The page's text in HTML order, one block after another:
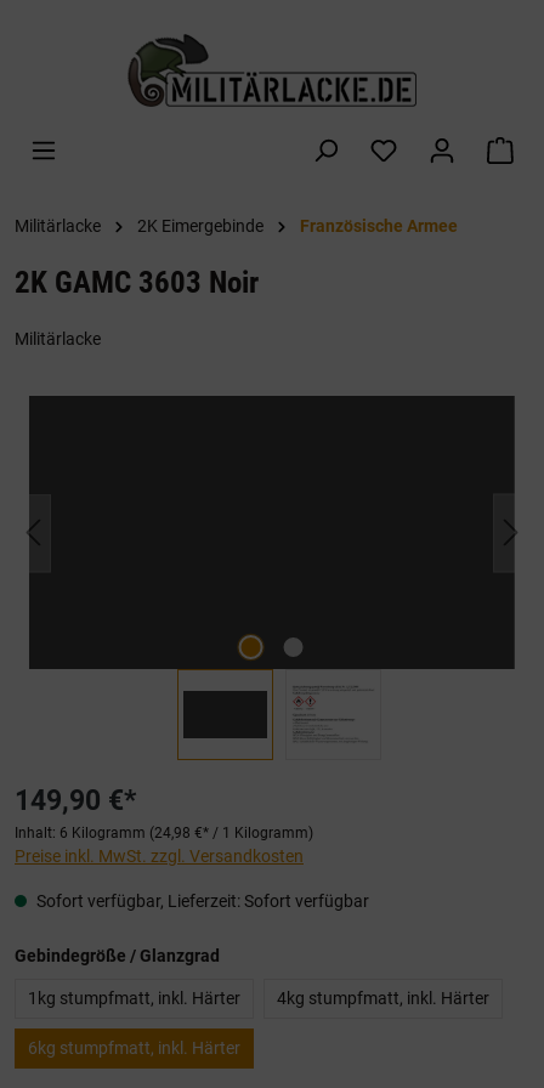
Militärlacke 2K Eimergebinde Französische Armee
2K GAMC 3603 Noir
Militärlacke
149,90 €*
Inhalt: 6 Kilogramm (24,98 €* / 1 Kilogramm)
Preise inkl. MwSt. zzgl. Versandkosten
Sofort verfügbar, Lieferzeit: Sofort verfügbar
Gebindegröße / Glanzgrad
1kg stumpfmatt, inkl. Härter 4kg stumpfmatt, inkl. Härter
6kg stumpfmatt, inkl. Härter